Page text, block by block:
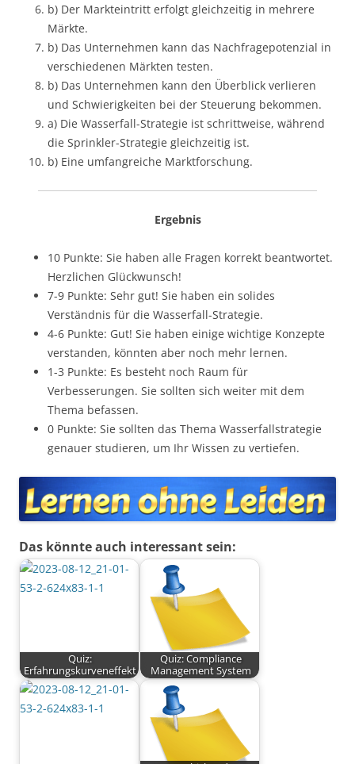
b) Der Markteintritt erfolgt gleichzeitig in mehrere
Märkte.
b) Das Unternehmen kann das Nachfragepotenzial in
verschiedenen Märkten testen.
b) Das Unternehmen kann den Überblick verlieren
und Schwierigkeiten bei der Steuerung bekommen.
a) Die Wasserfall-Strategie ist schrittweise, während
die Sprinkler-Strategie gleichzeitig ist.
b) Eine umfangreiche Marktforschung.
Ergebnis
10 Punkte: Sie haben alle Fragen korrekt beantwortet.
Herzlichen Glückwunsch!
7-9 Punkte: Sehr gut! Sie haben ein solides
Verständnis für die Wasserfall-Strategie.
4-6 Punkte: Gut! Sie haben einige wichtige Konzepte
verstanden, könnten aber noch mehr lernen.
1-3 Punkte: Es besteht noch Raum für
Verbesserungen. Sie sollten sich weiter mit dem
Thema befassen.
0 Punkte: Sie sollten das Thema Wasserfallstrategie
genauer studieren, um Ihr Wissen zu vertiefen.
Das könnte auch interessant sein:
Quiz:
Erfahrungskurveneffekt
Quiz: Compliance
Management System